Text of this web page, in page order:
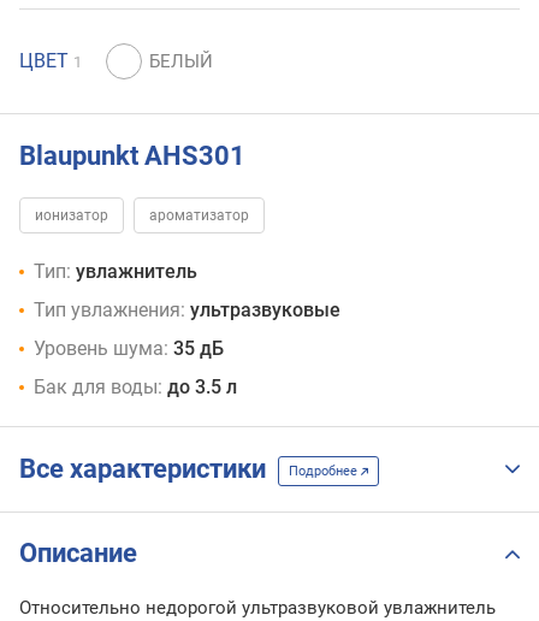
ЦВЕТ 1
Blaupunkt AHS301
ионизатор ароматизатор
Тип: увлажнитель
Тип увлажнения: ультразвуковые
Уровень шума: 35 дБ
Бак для воды: до 3.5 л
Все характеристики Подробнее
Описание
Относительно недорогой ультразвуковой увлажнитель